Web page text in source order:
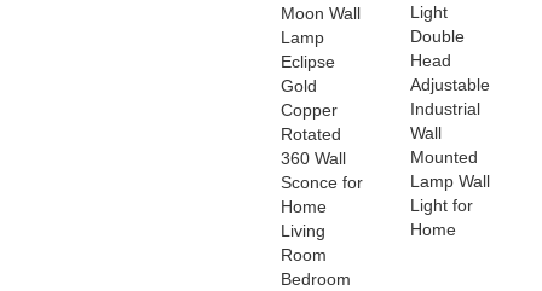
Moon Wall
Lamp
Eclipse
Gold
Copper
Rotated
360 Wall
Sconce for
Home
Living
Room
Bedroom
Light
Double
Head
Adjustable
Industrial
Wall
Mounted
Lamp Wall
Light for
Home